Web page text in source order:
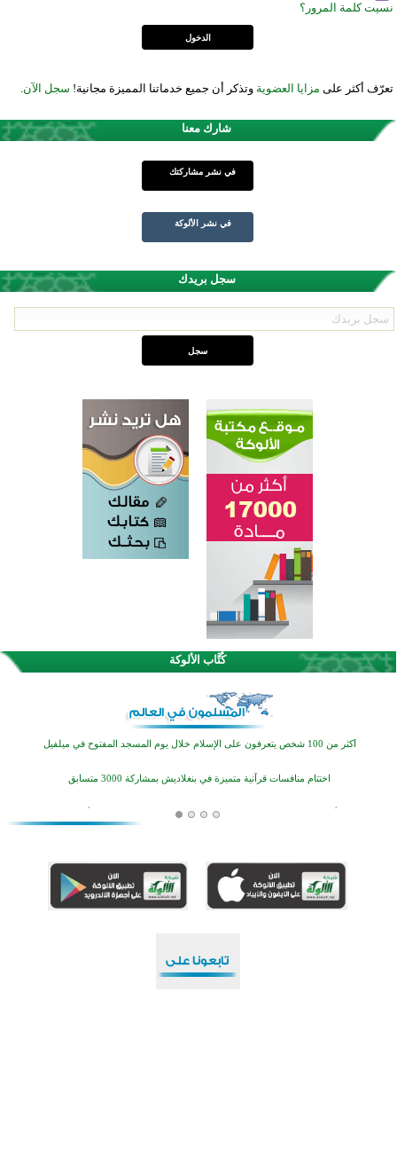
نسيت كلمة المرور؟
تعرّف أكثر على مزايا العضوية وتذكر أن جميع خدماتنا المميزة مجانية! سجل الآن.
شارك معنا
في نشر مشاركتك
في نشر الألوكة
سجل بريدك
كُتَّاب الألوكة
القرآن والتربية في صدارة البرامج الصيفية للمسلمين في بينزا وساراتوف وموردوفيا هذا العام
اختتام الدورة التاسعة لمسابقة حفظ وتلاوة القرآن الكريم في أزناكاييف
أكثر من 100 شخص يتعرفون على الإسلام خلال يوم المسجد المفتوح في ميلفيل
اختتام منافسات قرآنية متميزة في بنغلاديش بمشاركة 3000 متسابق
أكثر من 400 طالب يشاركون في مسابقة المعلومات الإسلامية بأستراليا
منطقة ريبوفسي تحتفل بميلاد مسجد جديد في أجواء إيمانية مميزة